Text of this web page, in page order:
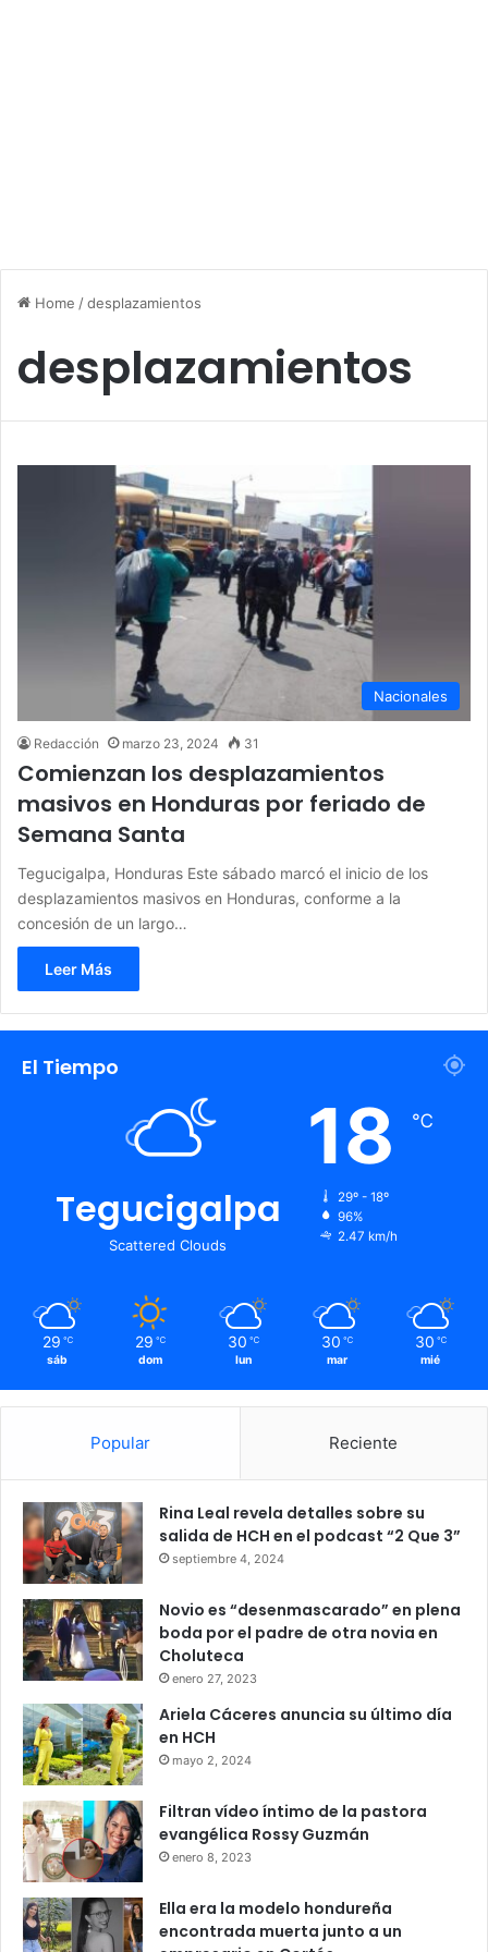
Home /desplazamientos
desplazamientos
Nacionales
Redacción marzo 23, 2024 31
Comienzan los desplazamientos
masivos en Honduras por feriado de
Semana Santa
Tegucigalpa, Honduras Este sábado marcó el inicio de los
desplazamientos masivos en Honduras, conforme a la
concesión de un largo…
Leer Más
El Tiempo
Tegucigalpa
Scattered Clouds
18 ℃
29º - 18º
96%
2.47 km/h
29 ℃
sáb
29 ℃
dom
30 ℃
lun
30 ℃
mar
30 ℃
mié
Popular Reciente
Rina Leal revela detalles sobre su
salida de HCH en el podcast “2 Que 3”
septiembre 4, 2024
Novio es “desenmascarado” en plena
boda por el padre de otra novia en
Choluteca
enero 27, 2023
Ariela Cáceres anuncia su último día
en HCH
mayo 2, 2024
Filtran vídeo íntimo de la pastora
evangélica Rossy Guzmán
enero 8, 2023
Ella era la modelo hondureña
encontrada muerta junto a un